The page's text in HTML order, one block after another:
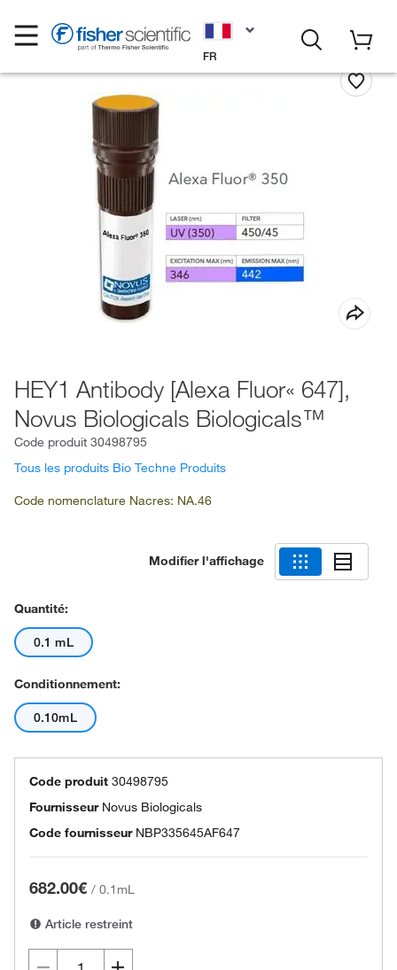
FR
HEY1 Antibody [Alexa Fluor« 647],
Novus Biologicals Biologicals™
Code produit 30498795
Tous les produits Bio Techne Produits
Code nomenclature Nacres: NA.46
Modifier l'affichage
Quantité:
0.1 mL
Conditionnement:
0.10mL
Code produit 30498795
Fournisseur Novus Biologicals
Code fournisseur NBP335645AF647
682.00€ / 0.1mL
Article restreint